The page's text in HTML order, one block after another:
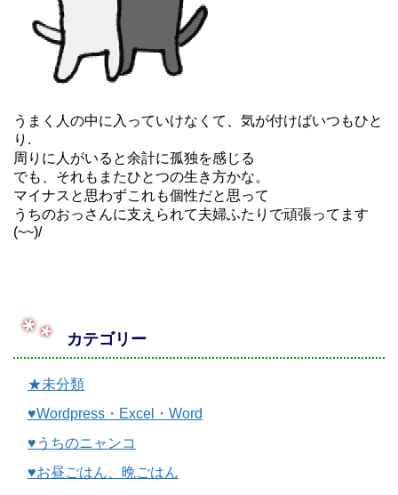
うまく人の中に入っていけなくて、気が付けばいつもひと
り.
周りに人がいると余計に孤独を感じる
でも、それもまたひとつの生き方かな。
マイナスと思わずこれも個性だと思って
うちのおっさんに支えられて夫婦ふたりで頑張ってます
(~~)/
カテゴリー
★未分類
♥Wordpress・Excel・Word
♥うちのニャンコ
♥お昼ごはん、晩ごはん